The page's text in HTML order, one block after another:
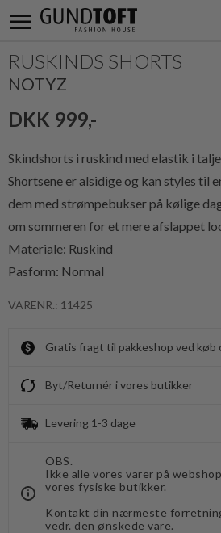
RUSKINDS SHORTS
NOTYZ
DKK 999,-
Skindshorts i ruskind med elastik i
Shortsene er alsidige og kan styles til
dem med strømpebukser på kølige
om sommeren for et mere afslappet
Materiale: Ruskind
Pasform: Normal
VARENR.: 11425
Gratis fragt til pakkeshop ved køb
Byt/Returnér i vores butikker
Levering 1-3 dage
OBS.
Ikke alle vores varer på
vores fysiske butikker.
Kontakt din nærmeste
vedr. den ønskede vare.